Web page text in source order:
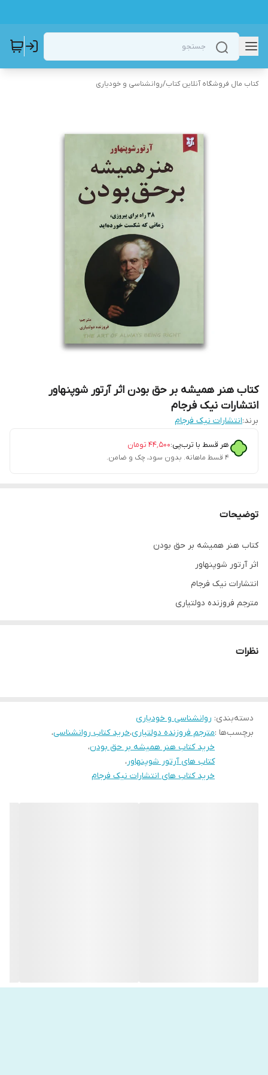
کتاب مال فروشگاه آنلاین کتاب/روانشناسی و خودیاری
کتاب هنر همیشه بر حق بودن اثر آرتور شوپنهاور
انتشارات نیک فرجام
برند:انتشارات نیک فرجام
هر قسط با ترب‌پی:۴۴٬۵۰۰ تومان
۴ قسط ماهانه. بدون سود، چک و ضامن.
توضیحات
کتاب هنر همیشه بر حق بودن
اثر آرتور شوپنهاور
انتشارات نیک فرجام
مترجم فروزنده دولتیاری
قطع رقعی
نظرات
دسته‌بندی: روانشناسی و خودیاری
برچسب‌ها :مترجم فروزنده دولتیاری،خرید کتاب روانشناسی،
خرید کتاب هنر همیشه بر حق بودن،
کتاب های آرتور شوپنهاور،
خرید کتاب های انتشارات نیک فرجام